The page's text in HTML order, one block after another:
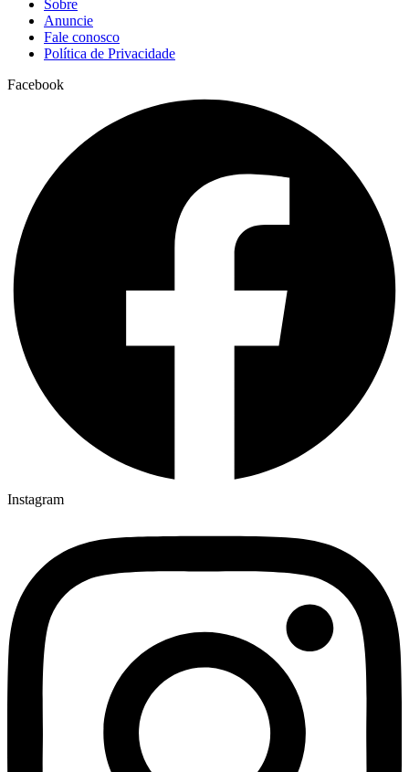
Sobre
Anuncie
Fale conosco
Política de Privacidade
Facebook
Instagram